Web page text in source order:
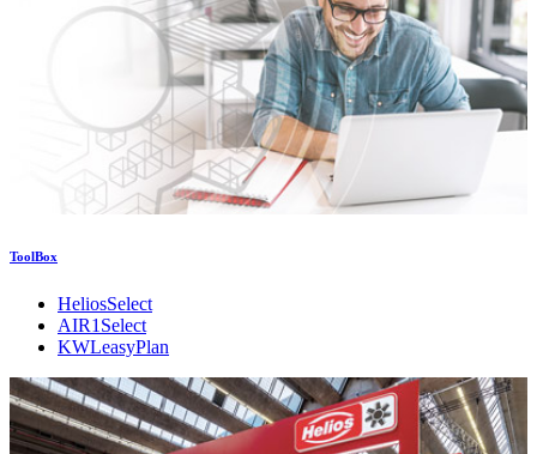
ToolBox
HeliosSelect
AIR1Select
KWLeasyPlan